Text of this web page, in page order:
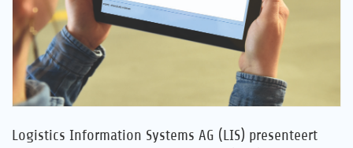
Nieuws
Contact
NL
Logistics Information Systems AG (LIS) presenteert